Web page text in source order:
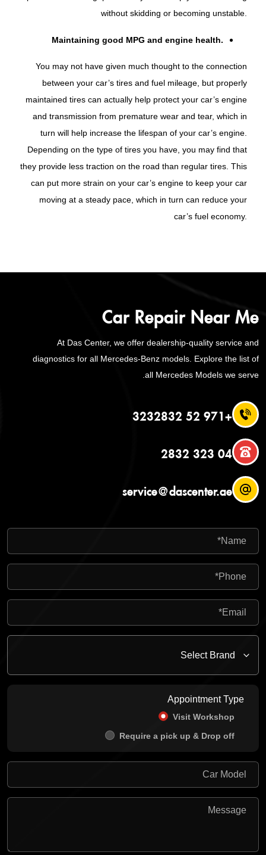
without skidding or becoming unstable.
Maintaining good MPG and engine health.
You may not have given much thought to the connection
between your car’s tires and fuel mileage, but properly
maintained tires can actually help protect your car’s engine
and transmission from premature wear and tear, which in
turn will help increase the lifespan of your car’s engine.
Depending on the type of tires you have, you may find that
they provide less traction on the road than regular tires. This
can put more strain on your car’s engine to keep your car
moving at a steady pace, which in turn can reduce your
car’s fuel economy.
Car Repair Near Me
At Das Center, we offer dealership-quality service and
diagnostics for all Mercedes-Benz models. Explore the list of
all Mercedes Models we serve.
+971 52 3232832
04 323 2832
service@dascenter.ae
Appointment Type
Visit Workshop
Require a pick up & Drop off